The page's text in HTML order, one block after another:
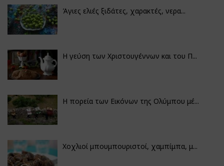
Άγιες ελιές ξιδάτες, χαρακτές, νερα...
Η γεύση των Χριστουγέννων και του Π...
Η πορεία των Εικόνων της Ολύμπου μέ...
Χοχλιοί μπουμπουριστοί, χαμπίμπα, μ...